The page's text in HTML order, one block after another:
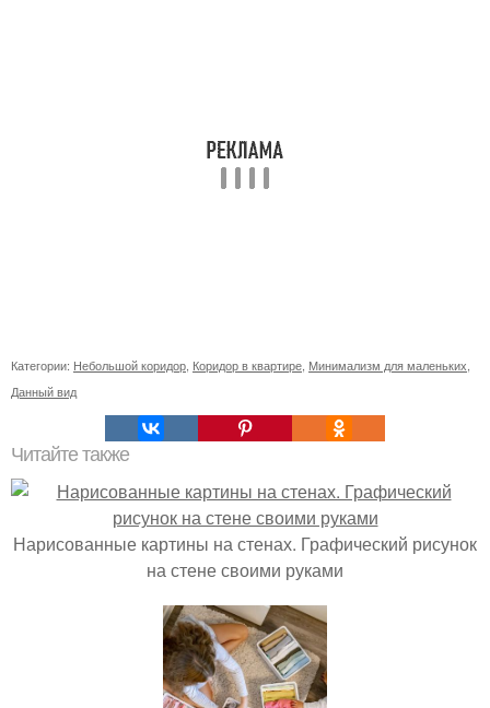
Категории: Небольшой коридор Коридор в квартире Минимализм для маленьких
Данный вид
Читайте также
Нарисованные картины на стенах. Графический рисунок
на стене своими руками